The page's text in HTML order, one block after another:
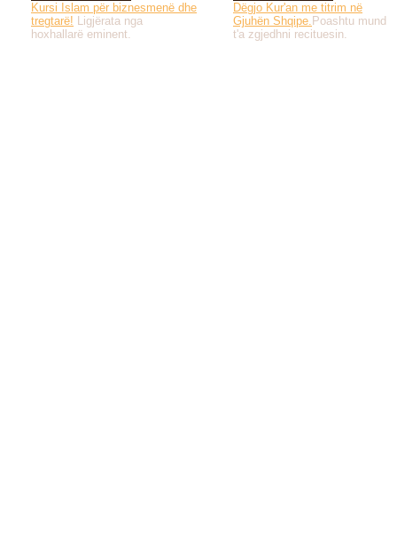
Kursi Islam për biznesmenë dhe
tregtarë! Ligjërata nga
hoxhallarë eminent.
Dëgjo Kur'an me titrim në
Gjuhën Shqipe. Poashtu mund
t'a zgjedhni recituesin.